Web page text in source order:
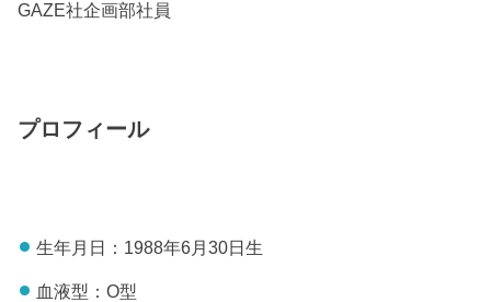
GAZE社企画部社員
プロフィール
生年月日：1988年6月30日生
血液型：O型